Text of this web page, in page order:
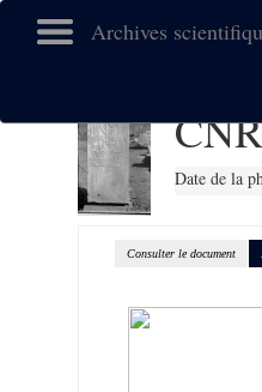
Archives
Date de la
Consulter le document